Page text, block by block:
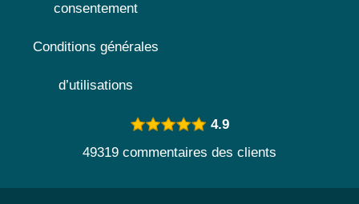
consentement
Conditions générales
d’utilisations
4.9
49319 commentaires des clients